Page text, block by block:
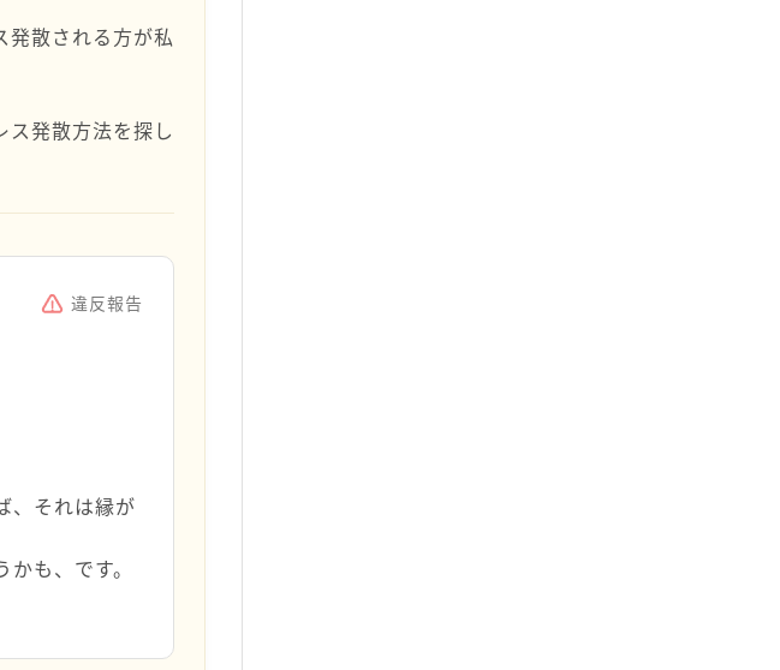
発散される方が私
発散方法を探し
違反報告
、それは縁が
も、です。